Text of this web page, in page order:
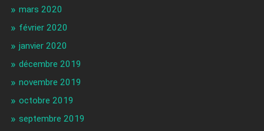
mars 2020
février 2020
janvier 2020
décembre 2019
novembre 2019
octobre 2019
septembre 2019